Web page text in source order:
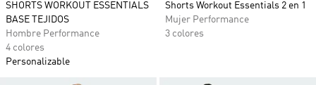
SHORTS WORKOUT ESSENTIALS
BASE TEJIDOS
Hombre Performance
4 colores
Personalizable
Shorts Workout Essentials 2 en 1
Mujer Performance
3 colores